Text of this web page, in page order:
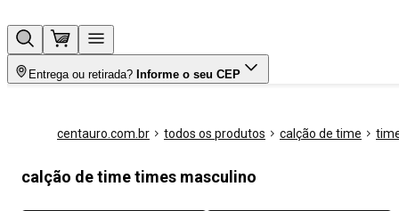
Entrega ou retirada? Informe o seu CEP
centauro.com.br todos os produtos calção de time
calção de time times masculino